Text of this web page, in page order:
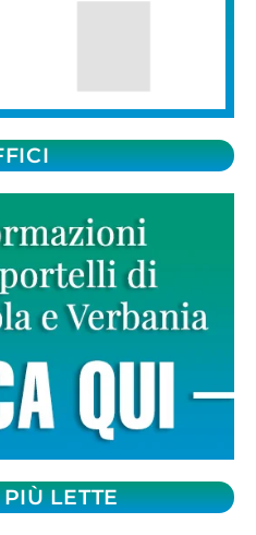
LETTE